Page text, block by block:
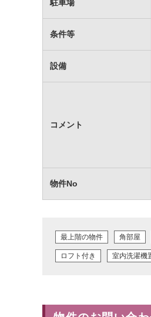
駐車場
条件等
設備
コメント
物件No
最上階の物件 角部屋
ロフト付き 室内洗濯機